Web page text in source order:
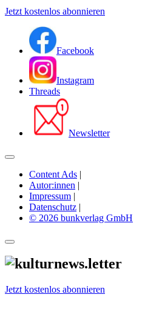
Jetzt kostenlos abonnieren
Facebook
Instagram
Threads
Newsletter
Content Ads |
Autor:innen |
Impressum |
Datenschutz |
© 2026 bunkverlag GmbH
Jetzt kostenlos abonnieren